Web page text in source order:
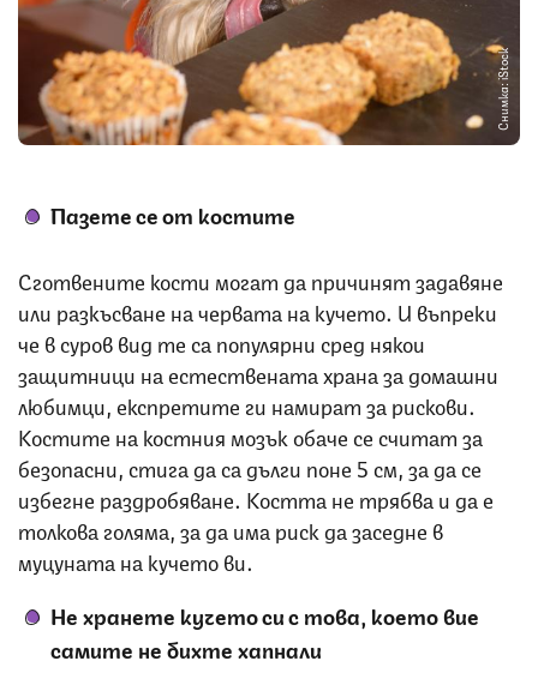
Снимка: iStock
Пазете се от костите
Сготвените кости могат да причинят задавяне
или разкъсване на червата на кучето. И въпреки
че в суров вид те са популярни сред някои
защитници на естествената храна за домашни
любимци, експретите ги намират за рискови.
Костите на костния мозък обаче се считат за
безопасни, стига да са дълги поне 5 см, за да се
избегне раздробяване. Костта не трябва и да е
толкова голяма, за да има риск да заседне в
муцуната на кучето ви.
Не хранете кучето си с това, което вие
самите не бихте хапнали